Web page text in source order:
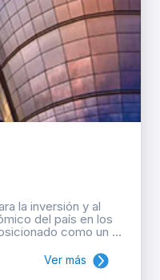
la inversión y al
del país en los
como un ...
Ver más